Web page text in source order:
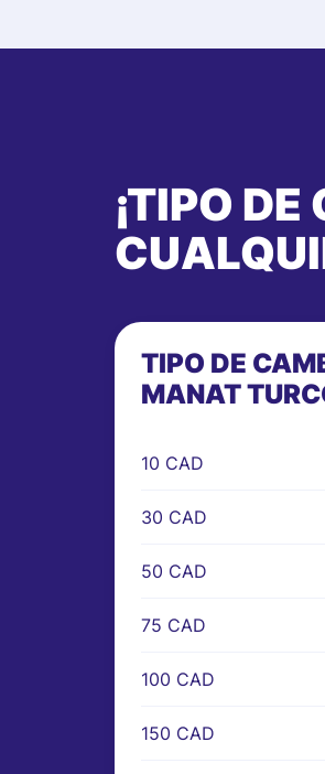
¡TIPO
TIPO DE
MANAT
10 CAD
30 CAD
50 CAD
75 CAD
100 CAD
150 CAD